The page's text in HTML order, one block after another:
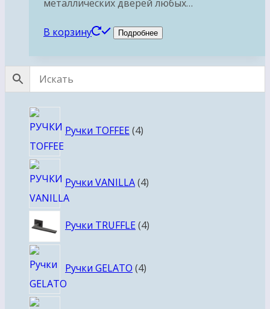
металлических дверей любых…
В корзину Подробнее
Ручки TOFFEE 4товара
Ручки VANILLA 4товара
Ручки TRUFFLE 44
Ручки GELATO 4товара